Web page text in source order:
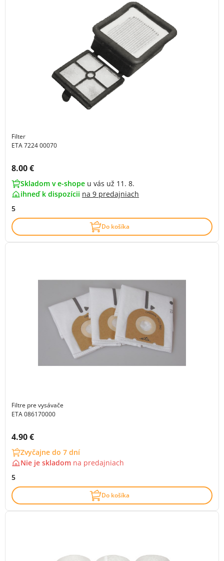
Filter
ETA 7224 00070
Cena s DPH:
8.00 €
Skladom v e-shope u vás už 11. 8.
ihneď k dispozícii na 9 predajniach
5
Do košíka
Filtre pre vysávače
ETA 086170000
Cena s DPH:
4.90 €
Zvyčajne do 7 dní
Nie je skladom na predajniach
5
Do košíka